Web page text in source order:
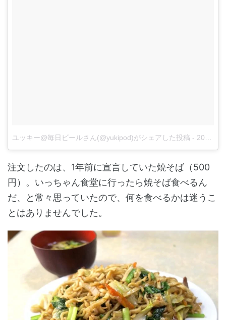
ユッキー@毎日ビールさん(@yukipod)がシェアした投稿 - 2017 10月 4 10:20午後 PDT
注文したのは、1年前に宣言していた焼そば（500
円）。いっちゃん食堂に行ったら焼そば食べるん
だ、と常々思っていたので、何を食べるかは迷うこ
とはありませんでした。